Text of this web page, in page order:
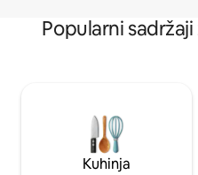
Popularni
Kuhinja